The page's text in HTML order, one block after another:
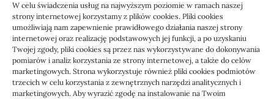
W celu świadczenia usług na najwyższym poziomie w ramach naszej
strony internetowej korzystamy z plików cookies. Pliki cookies
umożliwiają nam zapewnienie prawidłowego działania naszej strony
internetowej oraz realizację podstawowych jej funkcji, a po uzyskaniu
Twojej zgody, pliki cookies są przez nas wykorzystywane do dokonywania
pomiarów i analiz korzystania ze strony internetowej, a także do celów
marketingowych. Strona wykorzystuje również pliki cookies podmiotów
trzecich w celu korzystania z zewnętrznych narzędzi analitycznych i
marketingowych. Aby wyrazić zgodę na instalowanie na Twoim
Usługi